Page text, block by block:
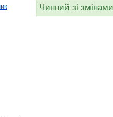
Чинний зі